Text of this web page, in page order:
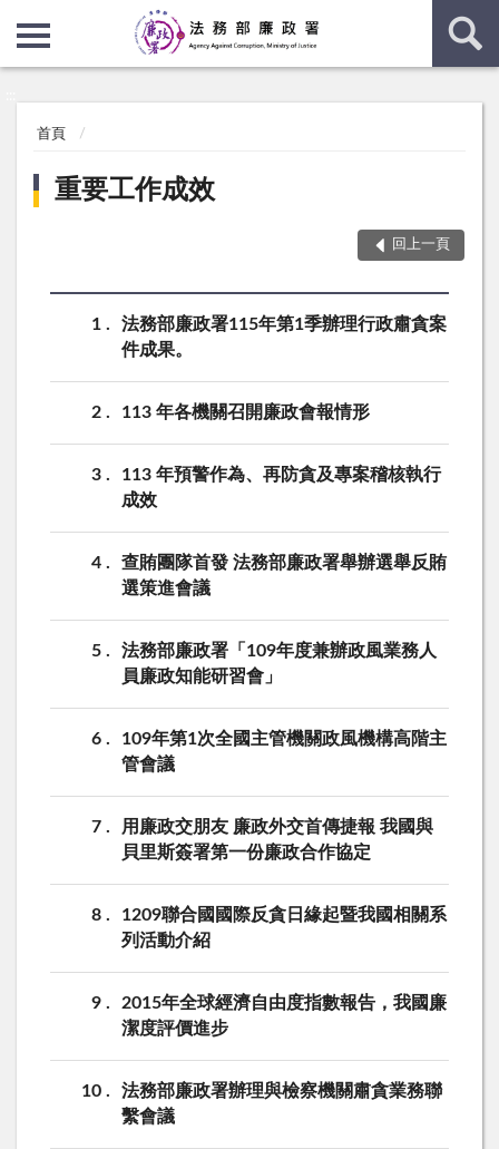
首頁
重要工作成效
回上一頁
1
法務部廉政署115年第1季辦理行政肅貪案
件成果。
2 113 年各機關召開廉政會報情形
3
113 年預警作為、再防貪及專案稽核執行
成效
4
查賄團隊首發 法務部廉政署舉辦選舉反賄
選策進會議
5
法務部廉政署「109年度兼辦政風業務人
員廉政知能研習會」
6
109年第1次全國主管機關政風機構高階主
管會議
7
用廉政交朋友 廉政外交首傳捷報 我國與
貝里斯簽署第一份廉政合作協定
8
1209聯合國國際反貪日緣起暨我國相關系
列活動介紹
9
2015年全球經濟自由度指數報告，我國廉
潔度評價進步
10
法務部廉政署辦理與檢察機關肅貪業務聯
繫會議